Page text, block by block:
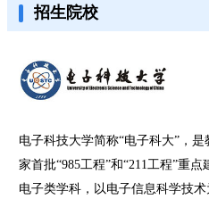
招生院校
电子科技大学简称“电子科大”，
家首批“985工程”和“211工程”重
电子类学科，以电子信息科学技